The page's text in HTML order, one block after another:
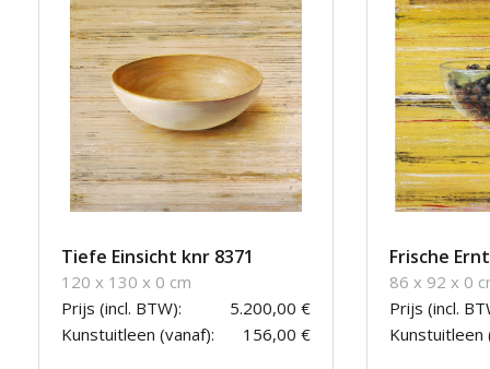
Tiefe Einsicht knr 8371
120 x 130 x 0 cm
Prijs (incl. BTW):
5.200,00 €
Kunstuitleen (vanaf):
156,00 €
Frische
86 x 92 x 0
Prijs (incl.
Kunstuitleen